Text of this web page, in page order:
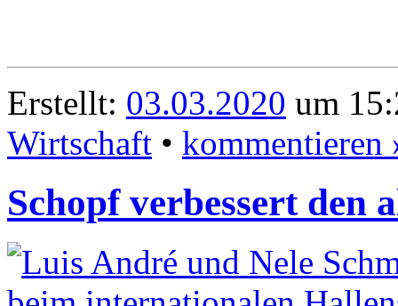
Erstellt: 03.03.2020 um
Wirtschaft • kommentieren
Schopf verbessert den